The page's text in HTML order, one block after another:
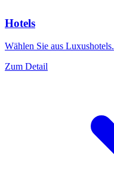
Hotels
Wählen Sie aus Luxushotels.
Zum Detail